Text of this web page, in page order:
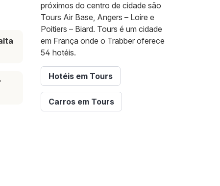
próximos do centro de cidade são
Tours Air Base, Angers – Loire e
Poitiers – Biard. Tours é um cidade
em França onde o Trabber oferece
54 hotéis.
Hotéis em Tours
Carros em Tours